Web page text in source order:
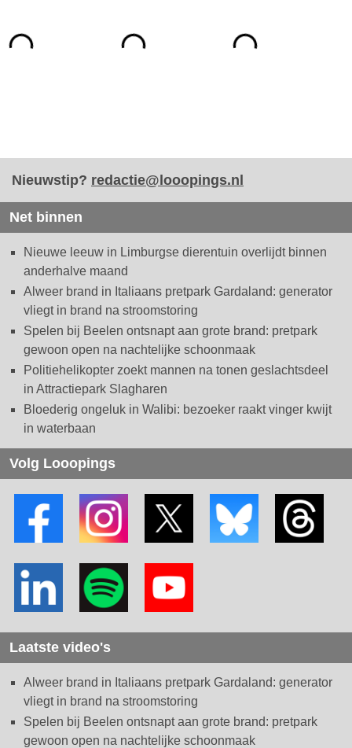
Nieuwstip? redactie@looopings.nl
Net binnen
Nieuwe leeuw in Limburgse dierentuin overlijdt binnen
anderhalve maand
Alweer brand in Italiaans pretpark Gardaland: generator
vliegt in brand na stroomstoring
Spelen bij Beelen ontsnapt aan grote brand: pretpark
gewoon open na nachtelijke schoonmaak
Politiehelikopter zoekt mannen na tonen geslachtsdeel
in Attractiepark Slagharen
Bloederig ongeluk in Walibi: bezoeker raakt vinger kwijt
in waterbaan
Volg Looopings
Laatste video's
Alweer brand in Italiaans pretpark Gardaland: generator
vliegt in brand na stroomstoring
Spelen bij Beelen ontsnapt aan grote brand: pretpark
gewoon open na nachtelijke schoonmaak